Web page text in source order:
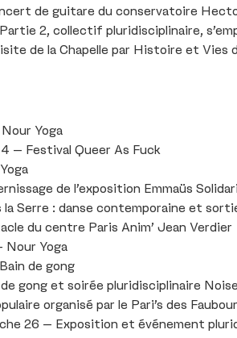
de guitare du conservatoire
2, collectif pluridisciplinaire,
de la Chapelle par Histoire et Vies
Yoga
– Festival Queer As Fuck
de l’exposition Emmaüs
Serre : danse contemporaine et
du centre Paris Anim’ Jean Verdier
Nour Yoga
de gong
gong et soirée pluridisciplinaire
organisé par le Pari’s des
26 – Exposition et événement